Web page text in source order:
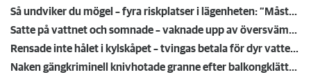
Så undviker du mögel – fyra riskplatser i lägenheten: ”Måste städa bort”
Satte på vattnet och somnade – vaknade upp av översvämning hos grannen
Rensade inte hålet i kylskåpet – tvingas betala för dyr vattenskada
Naken gängkriminell knivhotade granne efter balkongklättring